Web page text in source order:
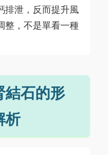
排泄，反而提升風
整，不是單看一種
結石的形
析